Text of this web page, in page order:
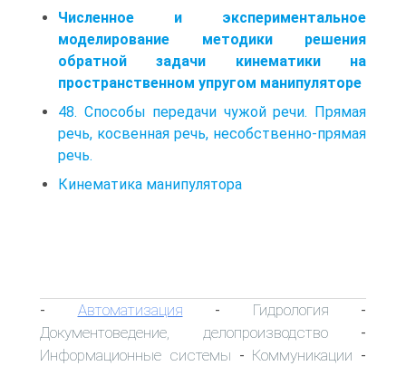
Численное и экспериментальное
моделирование методики решения
обратной задачи кинематики на
пространственном упругом манипуляторе
48. Способы передачи чужой речи. Прямая
речь, косвенная речь, несобственно-прямая
речь.
Кинематика манипулятора
- Автоматизация - Гидрология -
Документоведение, делопроизводство-
Информационные системы - Коммуникации -